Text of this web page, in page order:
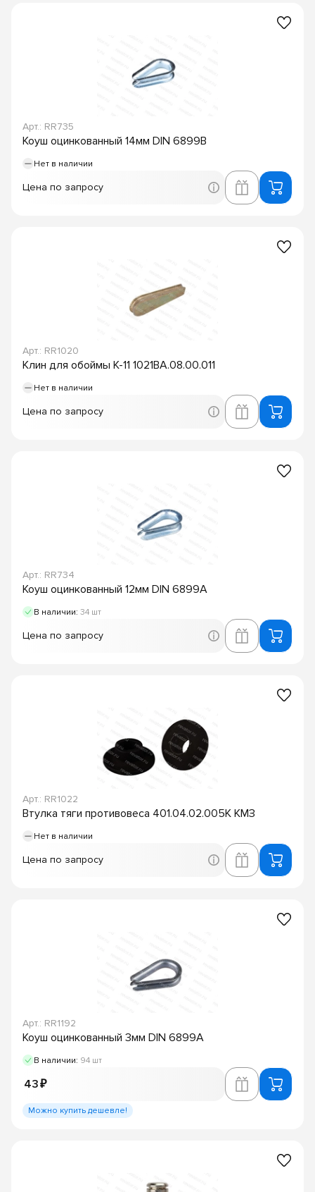
Арт.: RR735
Коуш оцинкованный 14мм DIN 6899B
Нет в наличии
Цена по запросу
Арт.: RR1020
Клин для обоймы К-11 1021ВА.08.00.011
Нет в наличии
Цена по запросу
Арт.: RR734
Коуш оцинкованный 12мм DIN 6899A
В наличии: 34 шт
Цена по запросу
Арт.: RR1022
Втулка тяги противовеса 401.04.02.005К КМЗ
Нет в наличии
Цена по запросу
Арт.: RR1192
Коуш оцинкованный 3мм DIN 6899A
В наличии: 94 шт
43 ₽
Можно купить дешевле!